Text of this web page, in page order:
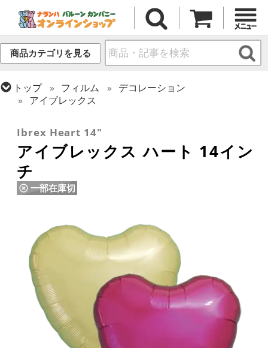
商品カテゴリを見る
トップ フィルム
デコレーション
アイブレックス
無地フィルム(ヘリウム対応)
Ibrex Heart 14"
アイブレックス ハート 14イン
チ
一部在庫切